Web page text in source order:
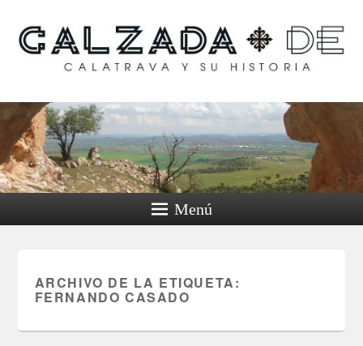
Calzada de Calatrava y
su historia
Menú
ARCHIVO DE LA ETIQUETA:
FERNANDO CASADO